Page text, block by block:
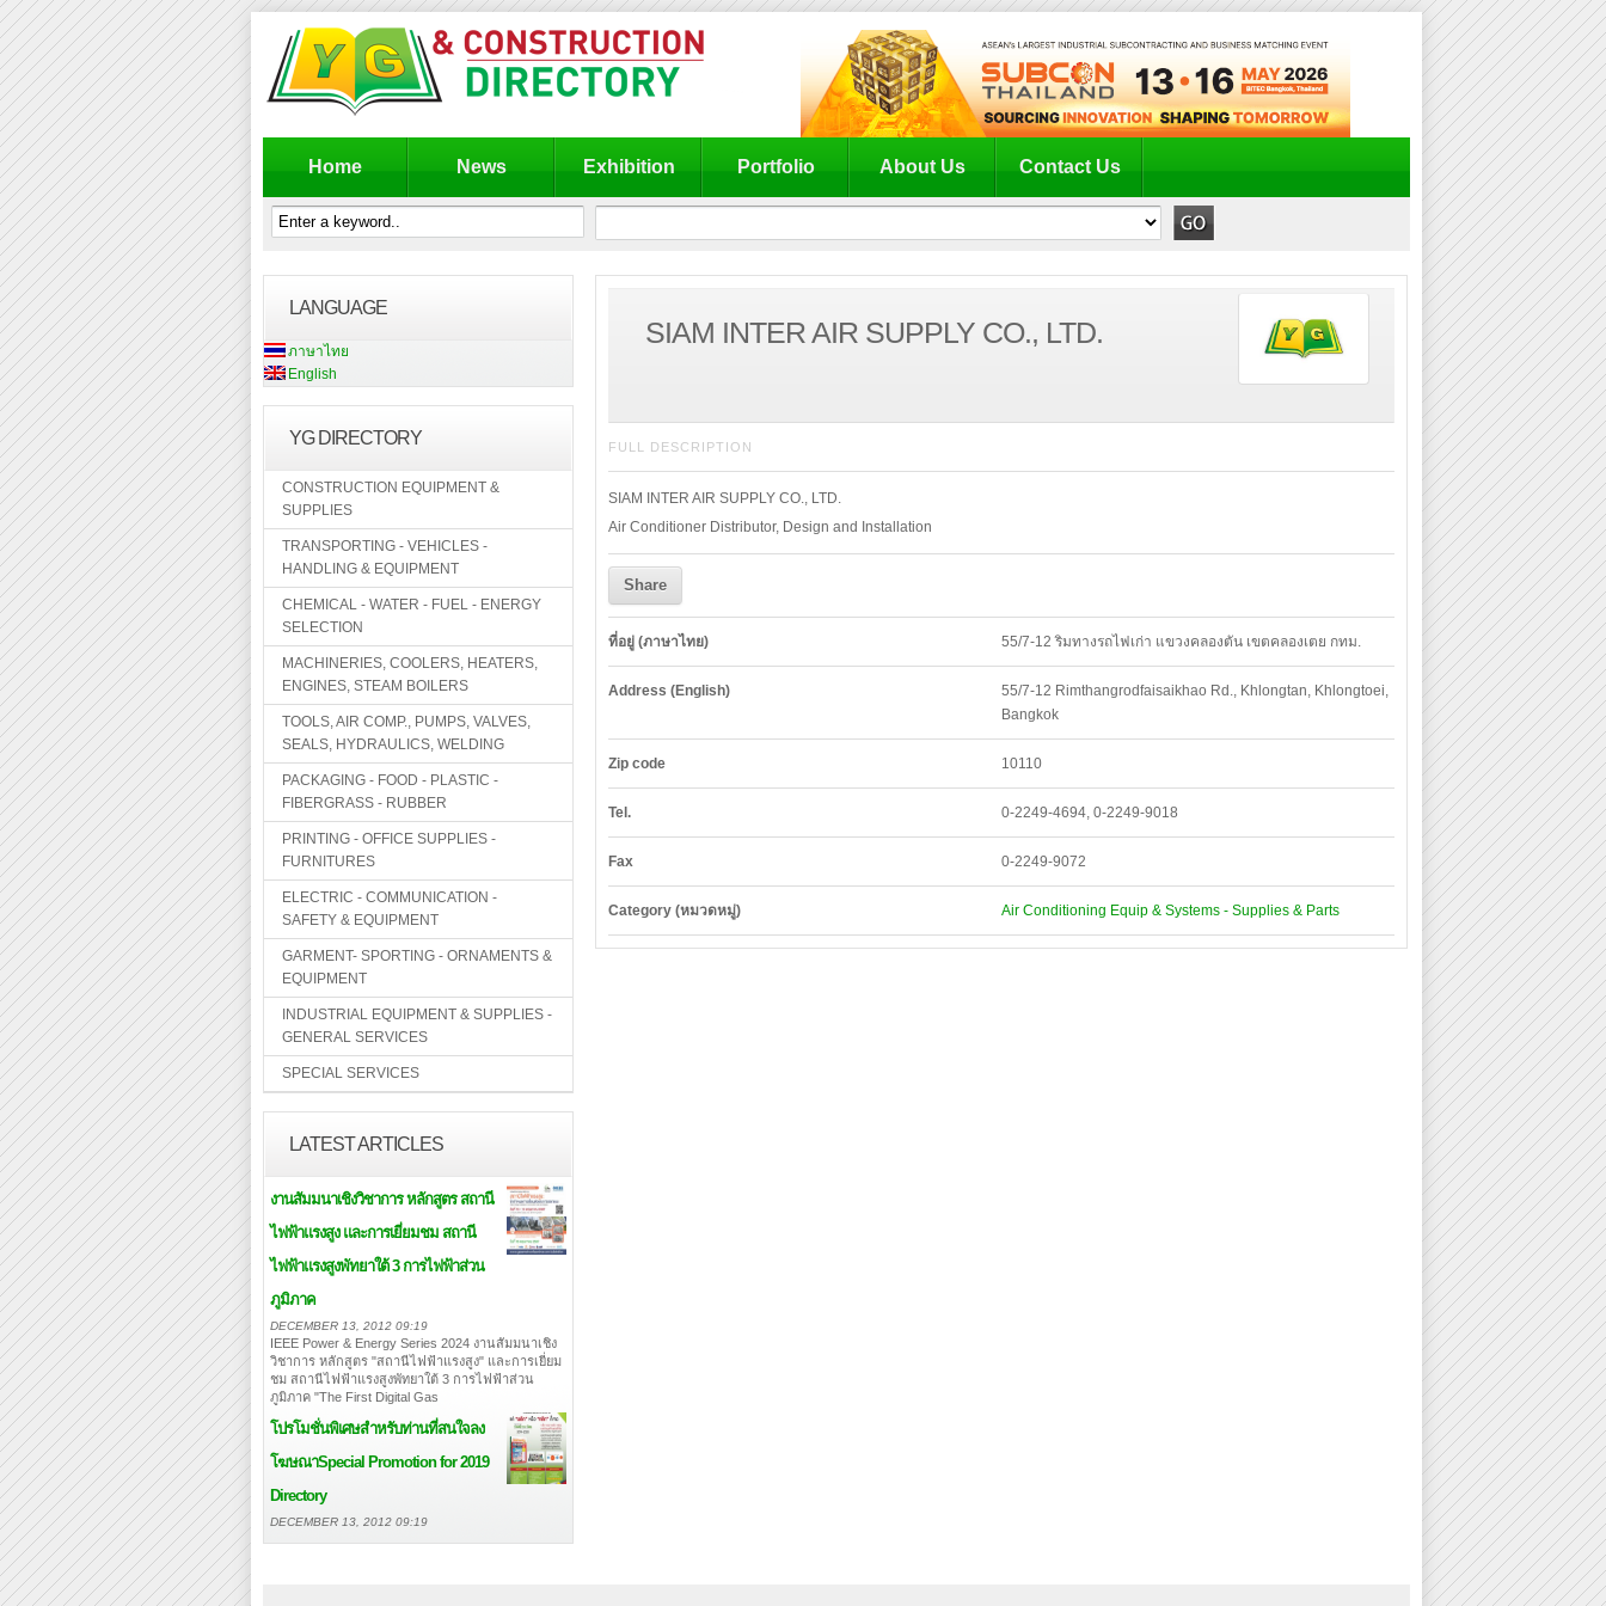
Home News Exhibition Portfolio About Us Contact Us
LANGUAGE
ภาษาไทย
English
YG DIRECTORY
CONSTRUCTION EQUIPMENT &
SUPPLIES
TRANSPORTING - VEHICLES -
HANDLING & EQUIPMENT
CHEMICAL - WATER - FUEL - ENERGY
SELECTION
MACHINERIES, COOLERS, HEATERS,
ENGINES, STEAM BOILERS
TOOLS, AIR COMP., PUMPS, VALVES,
SEALS, HYDRAULICS, WELDING
PACKAGING - FOOD - PLASTIC -
FIBERGRASS - RUBBER
PRINTING - OFFICE SUPPLIES -
FURNITURES
ELECTRIC - COMMUNICATION -
SAFETY & EQUIPMENT
GARMENT- SPORTING - ORNAMENTS &
EQUIPMENT
INDUSTRIAL EQUIPMENT & SUPPLIES -
GENERAL SERVICES
SPECIAL SERVICES
LATEST ARTICLES
งานสัมมนาเชิงวิชาการ หลักสูตร สถานี
ไฟฟ้าแรงสูง และการเยี่ยมชม สถานี
ไฟฟ้าแรงสูงพัทยาใต้ 3 การไฟฟ้าส่วน
ภูมิภาค
DECEMBER 13, 2012 09:19
IEEE Power & Energy Series 2024 งานสัมมนาเชิง
วิชาการ หลักสูตร "สถานีไฟฟ้าแรงสูง" และการเยี่ยม
ชม สถานีไฟฟ้าแรงสูงพัทยาใต้ 3 การไฟฟ้าส่วน
ภูมิภาค "The First Digital Gas
โปรโมชั่นพิเศษสำหรับท่านที่สนใจลง
โฆษณาSpecial Promotion for 2019
Directory
DECEMBER 13, 2012 09:19
SIAM INTER AIR SUPPLY CO., LTD.
FULL DESCRIPTION
SIAM INTER AIR SUPPLY CO., LTD.
Air Conditioner Distributor, Design and Installation
Share
ที่อยู่ (ภาษาไทย) 55/7-12 ริมทางรถไฟเก่า แขวงคลองตัน เขตคลองเตย กทม.
Address (English)
55/7-12 Rimthangrodfaisaikhao Rd., Khlongtan, Khlongtoei,
Bangkok
Zip code 10110
Tel. 0-2249-4694, 0-2249-9018
Fax 0-2249-9072
Category (หมวดหมู่) Air Conditioning Equip & Systems - Supplies & Parts